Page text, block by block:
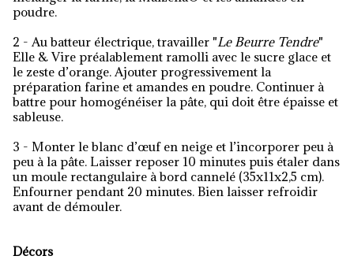
poudre.
2 - Au batteur électrique, travailler "Le Beurre Tendre"
Elle & Vire préalablement ramolli avec le sucre glace et
le zeste d’orange. Ajouter progressivement la
préparation farine et amandes en poudre. Continuer à
battre pour homogénéiser la pâte, qui doit être épaisse et
sableuse.
3 - Monter le blanc d’œuf en neige et l’incorporer peu à
peu à la pâte. Laisser reposer 10 minutes puis étaler dans
un moule rectangulaire à bord cannelé (35x11x2,5 cm).
Enfourner pendant 20 minutes. Bien laisser refroidir
avant de démouler.
Décors